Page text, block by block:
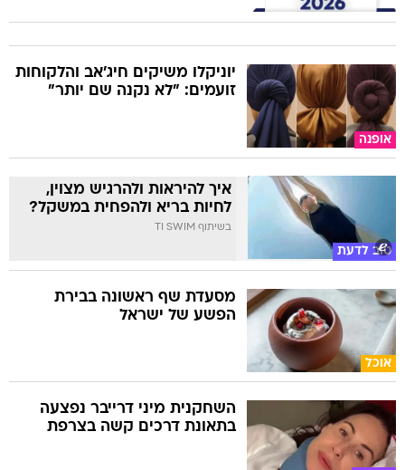
אופנה
יוניקלו משיקים חיג'אב והלקוחות
זועמים: "לא נקנה שם יותר"
טוב לדעת
איך להיראות ולהרגיש מצוין,
לחיות בריא ולהפחית במשקל?
בשיתוף TI SWIM
אוכל
מסעדת שף ראשונה בבירת
הפשע של ישראל
השחקנית מיני דרייבר נפצעה
בתאונת דרכים קשה בצרפת